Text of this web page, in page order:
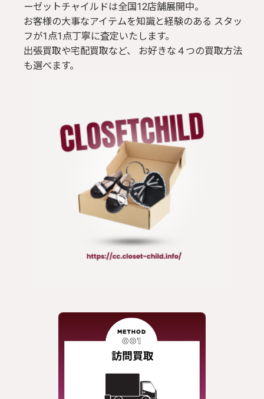
ーゼットチャイルドは全国12店舗展開中。
お客様の大事なアイテムを知識と経験のある スタッ
フが1点1点丁寧に査定いたします。
出張買取や宅配買取など、 お好きな４つの買取方法
も選べます。